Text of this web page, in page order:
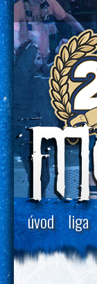
úvod liga